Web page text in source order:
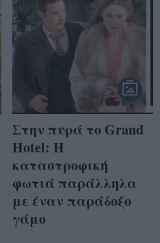
Στην πυρά το Grand
Hotel: Η
καταστροφική
φωτιά παράλληλα
με έναν παράδοξο
γάμο